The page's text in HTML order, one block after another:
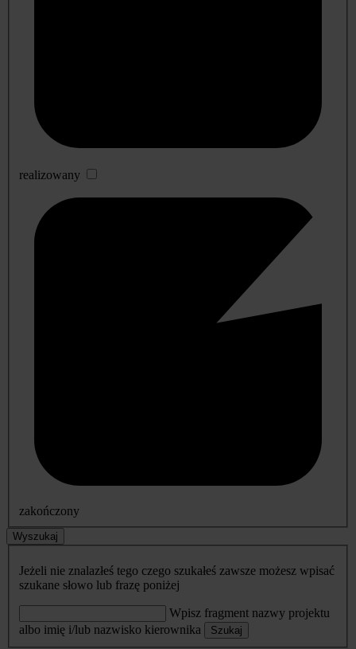
realizowany
zakończony
Wyszukaj
Jeżeli nie znalazłeś tego czego szukałeś zawsze możesz wpisać
szukane słowo lub frazę poniżej
Wpisz fragment nazwy projektu
albo imię i/lub nazwisko kierownika
Szukaj